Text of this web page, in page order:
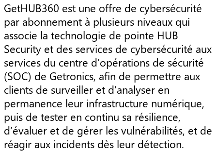
GetHUB360 est une offre de cybersécurité
par abonnement à plusieurs niveaux qui
associe la technologie de pointe HUB
Security et des services de cybersécurité aux
services du centre d’opérations de sécurité
(SOC) de Getronics, afin de permettre aux
clients de surveiller et d’analyser en
permanence leur infrastructure numérique,
puis de tester en continu sa résilience,
d’évaluer et de gérer les vulnérabilités, et de
réagir aux incidents dès leur détection.